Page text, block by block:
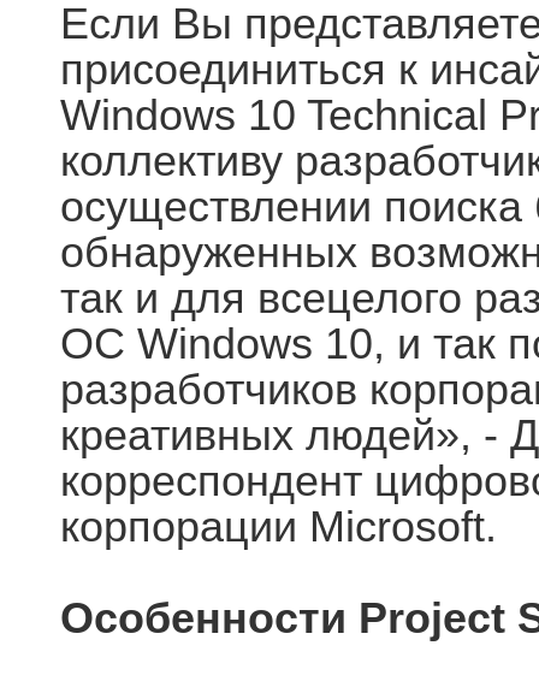
Если Вы
присоединиться к
Windows 10 Technical
коллективу
осуществлении
обнаруженных
так и для всецелого
ОС Windows 10, и так
разработчиков
креативных людей», -
корреспондент
корпорации Microsoft.
Особенности Project